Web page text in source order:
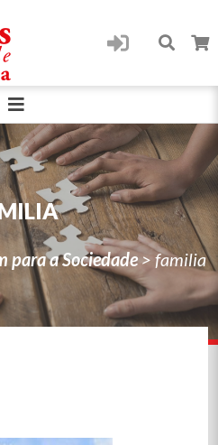
para a Sociedade> familia